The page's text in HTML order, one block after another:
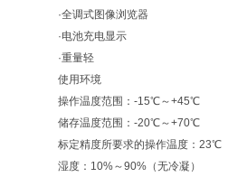
·全调式图像浏览器
·电池充电显示
·重量轻
使用环境
操作温度范围：-15℃～+45℃
储存温度范围：-20℃～+70℃
标定精度所要求的操作温度：23℃
湿度：10%～90%（无冷凝）